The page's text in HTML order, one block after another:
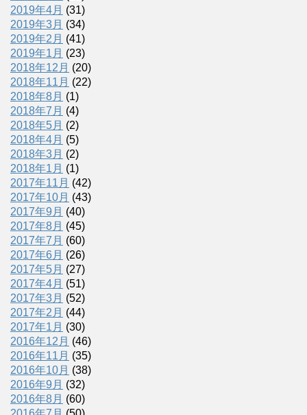
2019年4月 (31)
2019年3月 (34)
2019年2月 (41)
2019年1月 (23)
2018年12月 (20)
2018年11月 (22)
2018年8月 (1)
2018年7月 (4)
2018年5月 (2)
2018年4月 (5)
2018年3月 (2)
2018年1月 (1)
2017年11月 (42)
2017年10月 (43)
2017年9月 (40)
2017年8月 (45)
2017年7月 (60)
2017年6月 (26)
2017年5月 (27)
2017年4月 (51)
2017年3月 (52)
2017年2月 (44)
2017年1月 (30)
2016年12月 (46)
2016年11月 (35)
2016年10月 (38)
2016年9月 (32)
2016年8月 (60)